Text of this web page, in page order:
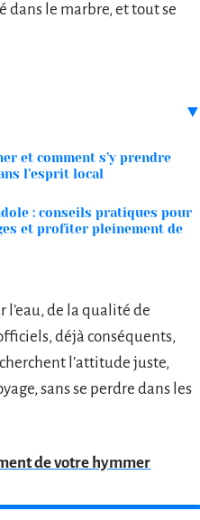
dans le marbre, et tout se
et comment s’y prendre
l’esprit local
: conseils pratiques pour
et profiter pleinement de
de la qualité de
déjà conséquents,
l’attitude juste,
sans se perdre dans les
de votre hymmer